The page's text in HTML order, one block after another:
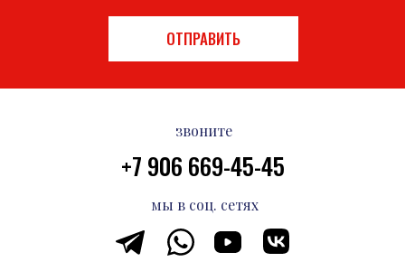
ОТПРАВИТЬ
звоните
+7 906 669-45-45
мы в соц. сетях